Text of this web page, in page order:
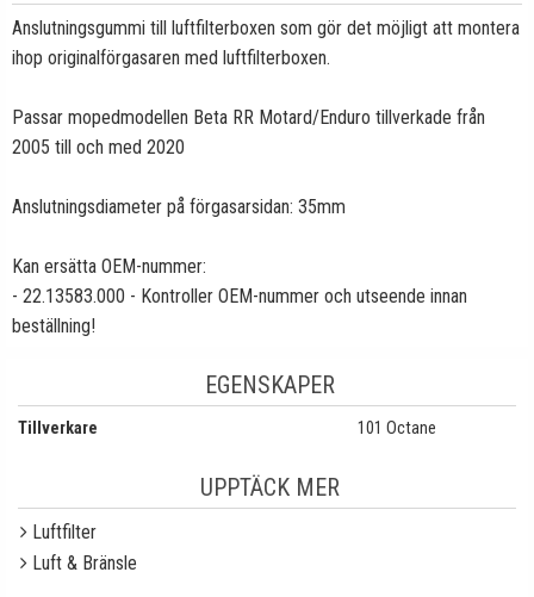
Anslutningsgummi till luftfilterboxen som gör det möjligt att montera
ihop originalförgasaren med luftfilterboxen.
Passar mopedmodellen Beta RR Motard/Enduro tillverkade från
2005 till och med 2020
Anslutningsdiameter på förgasarsidan: 35mm
Kan ersätta OEM-nummer:
- 22.13583.000 - Kontroller OEM-nummer och utseende innan
beställning!
EGENSKAPER
Tillverkare 101 Octane
UPPTÄCK MER
Luftfilter
Luft & Bränsle